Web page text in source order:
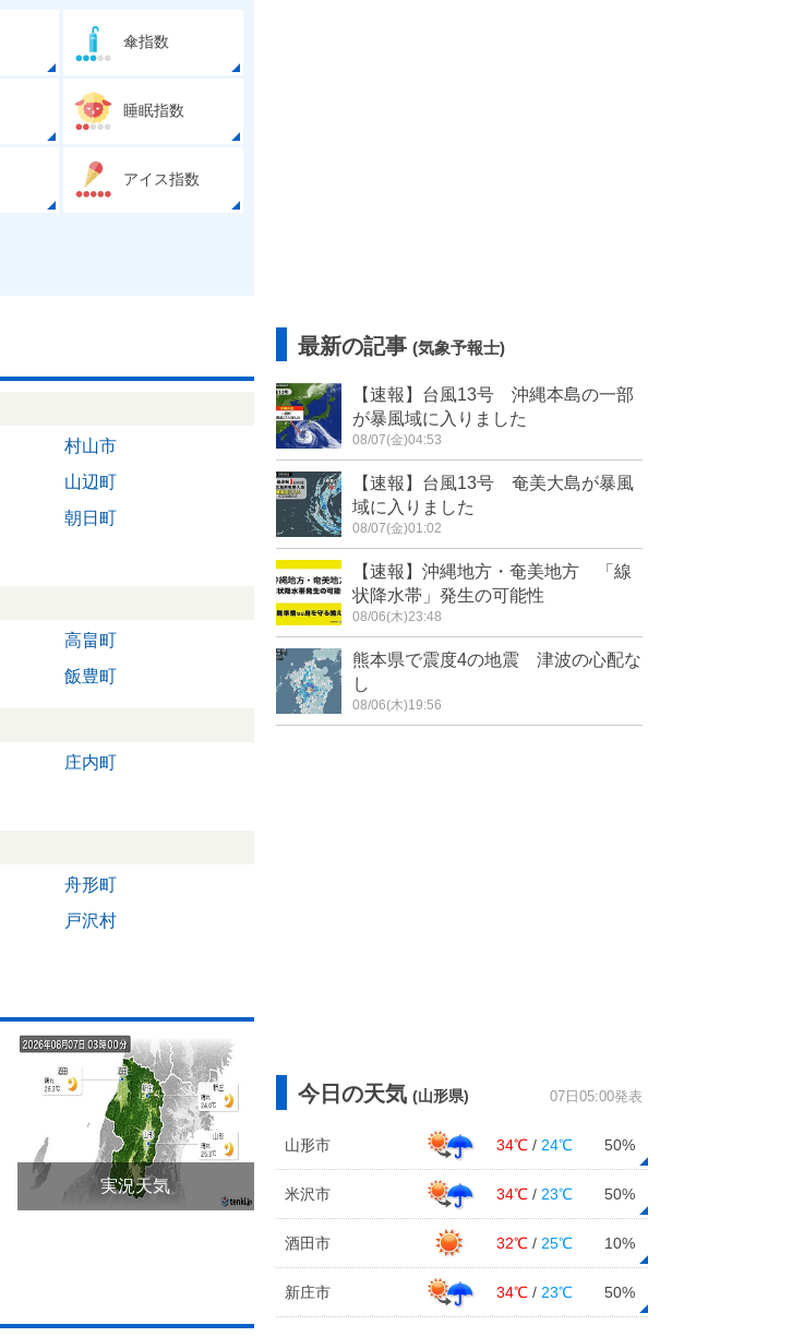
傘指数
睡眠指数
アイス指数
村山市
山辺町
朝日町
高畠町
飯豊町
庄内町
舟形町
戸沢村
実況天気
最新の記事 (気象予報士)
【速報】台風13号 沖縄本島の一部
が暴風域に入りました
08/07(金)04:53
【速報】台風13号 奄美大島が暴風
域に入りました
08/07(金)01:02
【速報】沖縄地方・奄美地方 「線
状降水帯」発生の可能性
08/06(木)23:48
熊本県で震度4の地震 津波の心配な
し
08/06(木)19:56
今日の天気 (山形県) 07日05:00発表
山形市 34℃ / 24℃ 50%
米沢市 34℃ / 23℃ 50%
酒田市 32℃ / 25℃ 10%
新庄市 34℃ / 23℃ 50%